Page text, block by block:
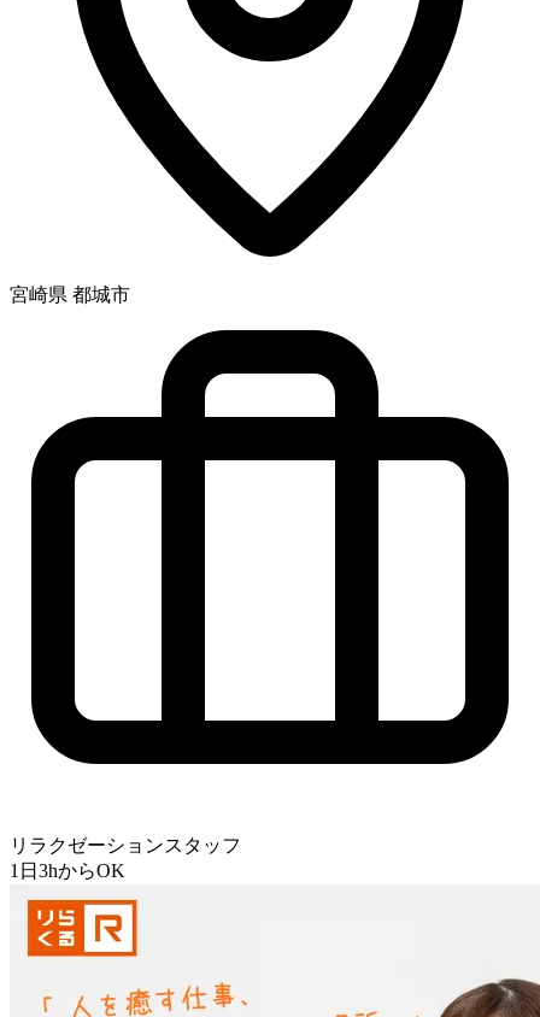
宮崎県 都城市
リラクゼーションスタッフ
1日3hからOK